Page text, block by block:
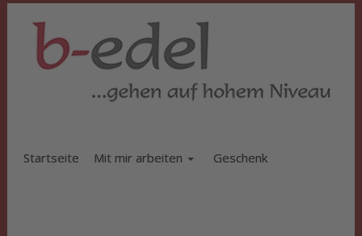
Startseite Mit mir arbeiten Geschenk